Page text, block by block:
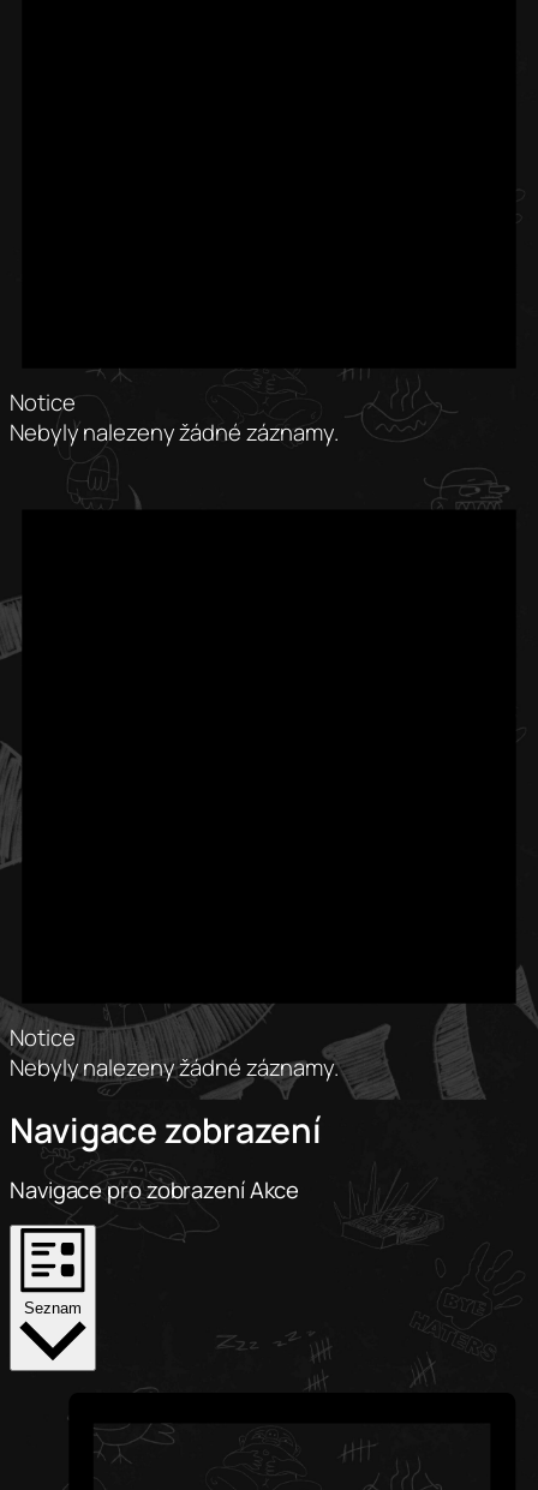
Notice
Nebyly nalezeny žádné záznamy.
Notice
Nebyly nalezeny žádné záznamy.
Navigace zobrazení
Navigace pro zobrazení Akce
Seznam